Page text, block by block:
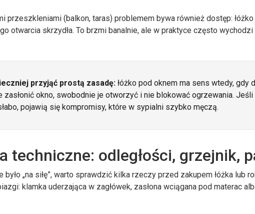
przeszkleniami (balkon, taras) problemem bywa również dostęp:
otwarcia skrzydła. To brzmi banalnie, ale w praktyce często
przyjąć prostą zasadę: łóżko pod oknem ma sens wtedy, gdy
zasłonić okno, swobodnie je otworzyć i nie blokować ogrzewania.
pojawią się kompromisy, które w sypialni szybko męczą.
techniczne: odległości, grzejnik,
„na siłę”, warto sprawdzić kilka rzeczy przed zakupem łóżka lub
klamka uderzająca w zagłówek, zasłona wciągana pod materac